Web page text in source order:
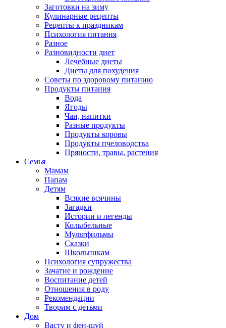
Заготовки на зиму
Кулинарные рецепты
Рецепты к праздникам
Психология питания
Разное
Разновидности диет
Лечебные диеты
Диеты для похудения
Советы по здоровому питанию
Продукты питания
Вода
Ягоды
Чаи, напитки
Разные продукты
Продукты коровы
Продукты пчеловодства
Пряности, травы, растения
Семья
Мамам
Папам
Детям
Всякие всячины
Загадки
Истории и легенды
Колыбельные
Мультфильмы
Сказки
Школьникам
Психология супружества
Зачатие и рождение
Воспитание детей
Отношения в роду
Рекомендации
Творим с детьми
Дом
Васту и фен-шуй